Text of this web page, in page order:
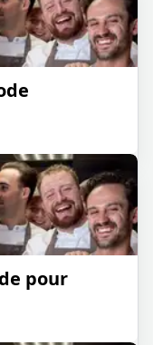
pour